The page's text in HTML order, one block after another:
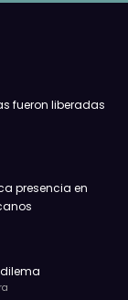
fueron liberadas
presencia en